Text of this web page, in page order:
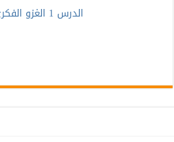
الدرس 1 الغزو الفكري: مفهومه، نشأته، وأهدافه